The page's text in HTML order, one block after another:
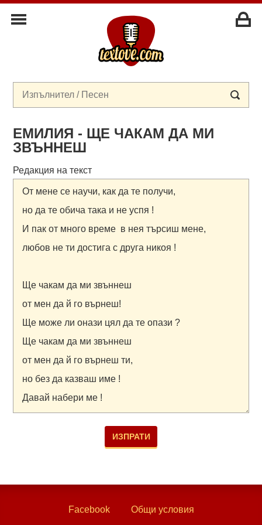
ЕМИЛИЯ - ЩЕ ЧАКАМ ДА МИ
ЗВЪННЕШ
Редакция на текст
Facebook Общи условия